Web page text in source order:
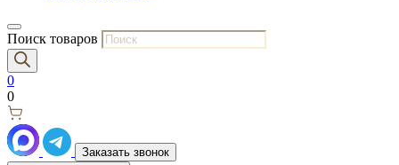
Поиск товаров
0
0
Заказать звонок